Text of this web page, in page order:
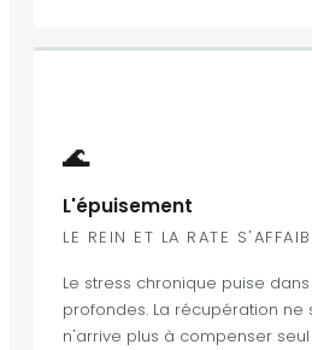
🌊
L'épuisement
LE REIN ET LA RATE
Le stress chronique puise
profondes. La récupération ne
n'arrive plus à compenser